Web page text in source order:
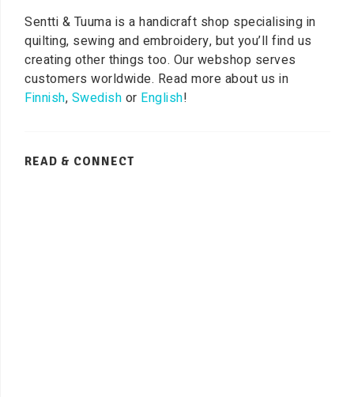
Sentti & Tuuma is a handicraft shop specialising in
quilting, sewing and embroidery, but you’ll find us
creating other things too. Our webshop serves
customers worldwide. Read more about us in
Finnish, Swedish or English!
READ & CONNECT